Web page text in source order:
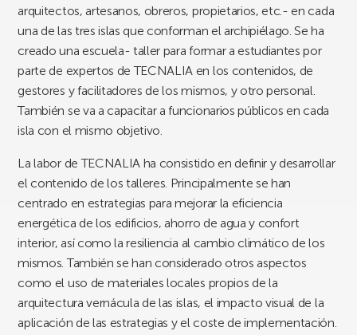
arquitectos, artesanos, obreros, propietarios, etc.- en cada
una de las tres islas que conforman el archipiélago. Se ha
creado una escuela- taller para formar a estudiantes por
parte de expertos de TECNALIA en los contenidos, de
gestores y facilitadores de los mismos, y otro personal.
También se va a capacitar a funcionarios públicos en cada
isla con el mismo objetivo.
La labor de TECNALIA ha consistido en definir y desarrollar
el contenido de los talleres. Principalmente se han
centrado en estrategias para mejorar la eficiencia
energética de los edificios, ahorro de agua y confort
interior, así como la resiliencia al cambio climático de los
mismos. También se han considerado otros aspectos
como el uso de materiales locales propios de la
arquitectura vernácula de las islas, el impacto visual de la
aplicación de las estrategias y el coste de implementación.